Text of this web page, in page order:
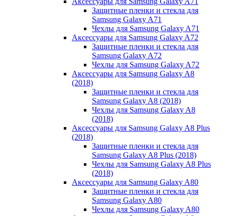
Защитные пленки и стекла для
Samsung Galaxy A71
Чехлы для Samsung Galaxy A71
Аксессуары для Samsung Galaxy A72
Защитные пленки и стекла для
Samsung Galaxy A72
Чехлы для Samsung Galaxy A72
Аксессуары для Samsung Galaxy A8
(2018)
Защитные пленки и стекла для
Samsung Galaxy A8 (2018)
Чехлы для Samsung Galaxy A8
(2018)
Аксессуары для Samsung Galaxy A8 Plus
(2018)
Защитные пленки и стекла для
Samsung Galaxy A8 Plus (2018)
Чехлы для Samsung Galaxy A8 Plus
(2018)
Аксессуары для Samsung Galaxy A80
Защитные пленки и стекла для
Samsung Galaxy A80
Чехлы для Samsung Galaxy A80